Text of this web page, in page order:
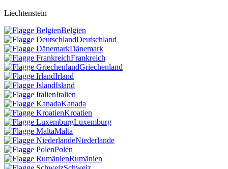
Liechtenstein
Belgien
Deutschland
Dänemark
Frankreich
Griechenland
Irland
Island
Italien
Kanada
Kroatien
Luxemburg
Malta
Niederlande
Polen
Rumänien